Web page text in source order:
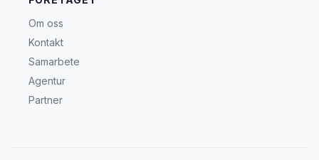
Om oss
Kontakt
Samarbete
Agentur
Partner